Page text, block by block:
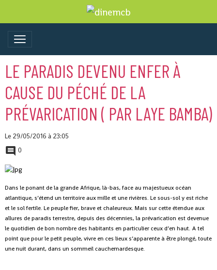
LE PARADIS DEVENU ENFER À
CAUSE DU PÉCHÉ DE LA
PRÉVARICATION ( PAR LAYE BAMBA)
Le 29/05/2016 à 23:05
0
Dans le ponant de la grande Afrique, là-bas, face au majestueux océan
atlantique, s’étend un territoire aux mille et une rivières. Le sous-sol y est riche
et le sol fertile. Le peuple fier, brave et chaleureux. Mais sur cette étendue aux
allures de paradis terrestre, depuis des décennies, la prévarication est devenue
le quotidien de bon nombre des habitants en particulier ceux d’en haut. A tel
point que pour le petit peuple, vivre en ces lieux s’apparente à être plongé, toute
une nuit durant, dans un sommeil cauchemardesque.